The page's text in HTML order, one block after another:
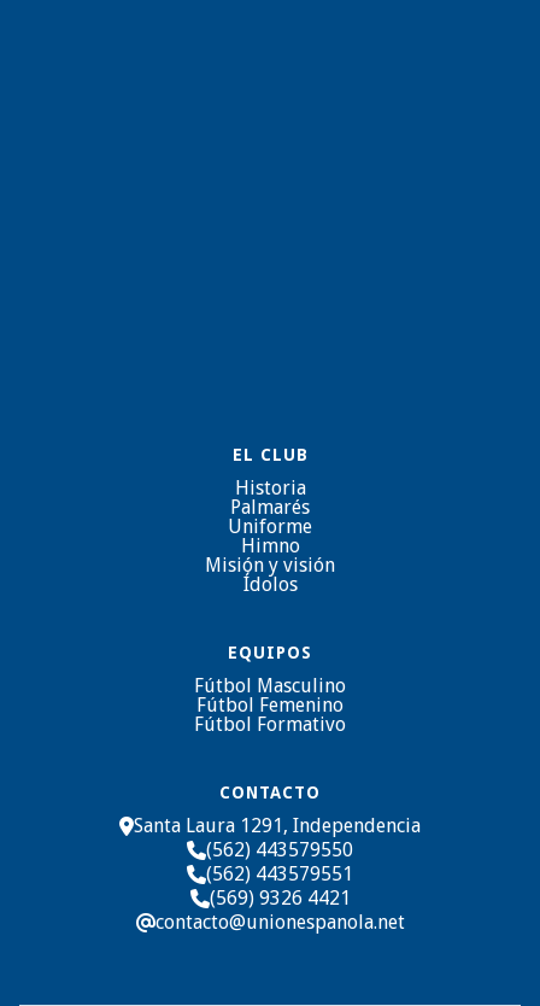
EL CLUB
Historia
Palmarés
Uniforme
Himno
Misión y visión
Ídolos
EQUIPOS
Fútbol Masculino
Fútbol Femenino
Fútbol Formativo
CONTACTO
Santa Laura 1291, Independencia
(562) 443579550
(562) 443579551
(569) 9326 4421
@contacto@unionespanola.net